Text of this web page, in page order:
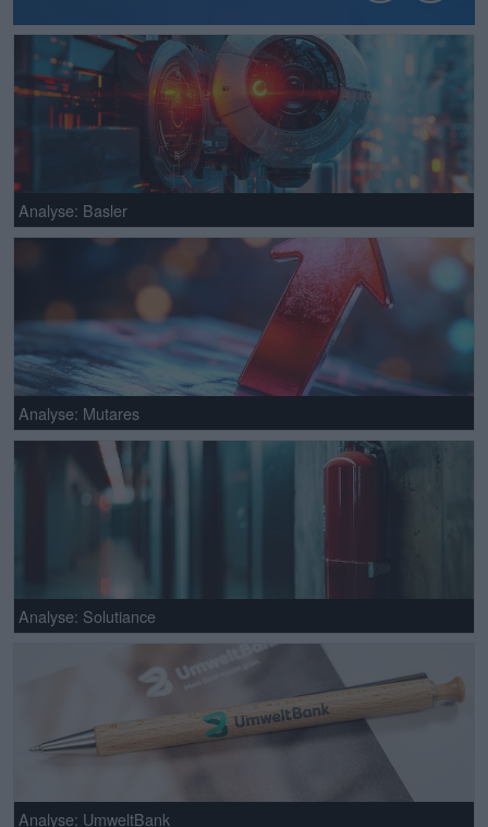
Analyse: Basler
Analyse: Mutares
Analyse: Solutiance
Analyse: UmweltBank